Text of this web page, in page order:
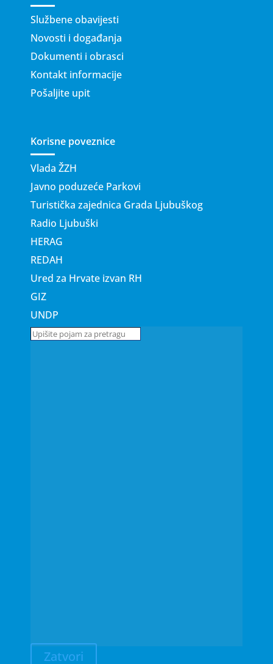
Službene obavijesti
Novosti i događanja
Dokumenti i obrasci
Kontakt informacije
Pošaljite upit
Korisne poveznice
Vlada ŽZH
Javno poduzeće Parkovi
Turistička zajednica Grada Ljubuškog
Radio Ljubuški
HERAG
REDAH
Ured za Hrvate izvan RH
GIZ
UNDP
Zatvori